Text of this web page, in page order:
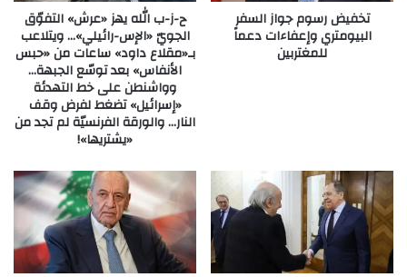
تخفيض رسوم جواز السفر
البيومتري وإعفاءات دعماً
للمغتربين
ح-ز-ب الله يهز «عرش» التفوّق
الجويّ «الإس-رائيلي»… ويتلاعب
بـ«مقلاع داود» ساعات من «حبس
الأنفاس» بعد توسّع الجبهة…
وواشنطن على خط التهدئة
«إسرائيل» تضغط لفرض وقف
النار… والورقة الفرنسيّة لم تجد من
«يشتريها»!